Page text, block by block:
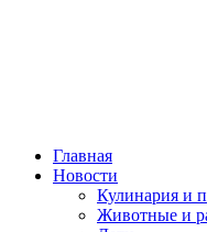
Главная
Новости
Кулинария и
Животные и